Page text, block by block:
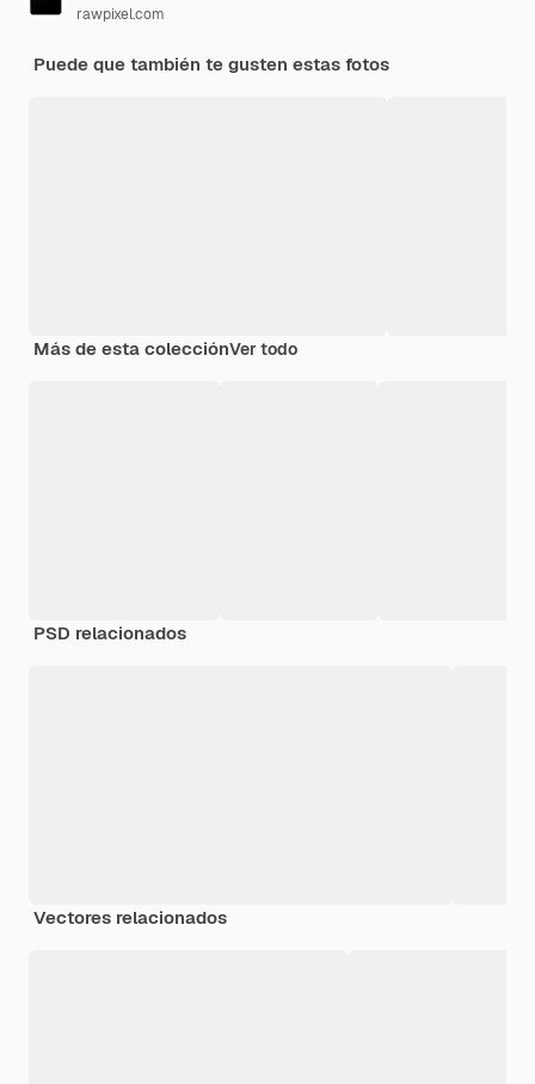
rawpixel.com
Puede que también te gusten estas fotos
Más de esta colecciónVer todo
PSD relacionados
Vectores relacionados